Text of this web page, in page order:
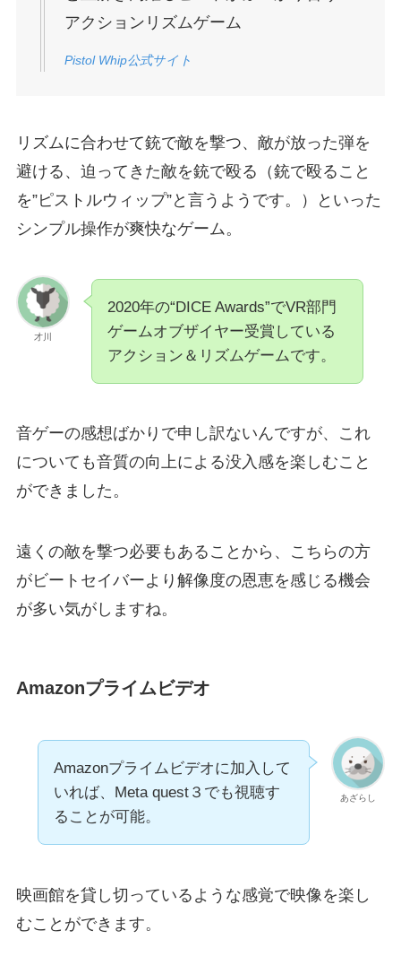
アクションリズムゲーム
Pistol Whip公式サイト
リズムに合わせて銃で敵を撃つ、敵が放った弾を
避ける、迫ってきた敵を銃で殴る（銃で殴ること
を”ピストルウィップ”と言うようです。）といった
シンプル操作が爽快なゲーム。
才川
2020年の“DICE Awards”でVR部門
ゲームオブザイヤー受賞している
アクション＆リズムゲームです。
音ゲーの感想ばかりで申し訳ないんですが、これ
についても音質の向上による没入感を楽しむこと
ができました。
遠くの敵を撃つ必要もあることから、こちらの方
がビートセイバーより解像度の恩恵を感じる機会
が多い気がしますね。
Amazonプライムビデオ
あざらし
Amazonプライムビデオに加入して
いれば、Meta quest３でも視聴す
ることが可能。
映画館を貸し切っているような感覚で映像を楽し
むことができます。